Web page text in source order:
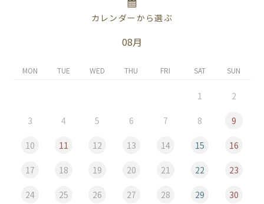
カレンダーから選ぶ
08月
MON TUE WED THU FRI SAT SUN
1 2
3 4 5 6 7 8 9
10 11 12 13 14 15 16
17 18 19 20 21 22 23
24 25 26 27 28 29 30